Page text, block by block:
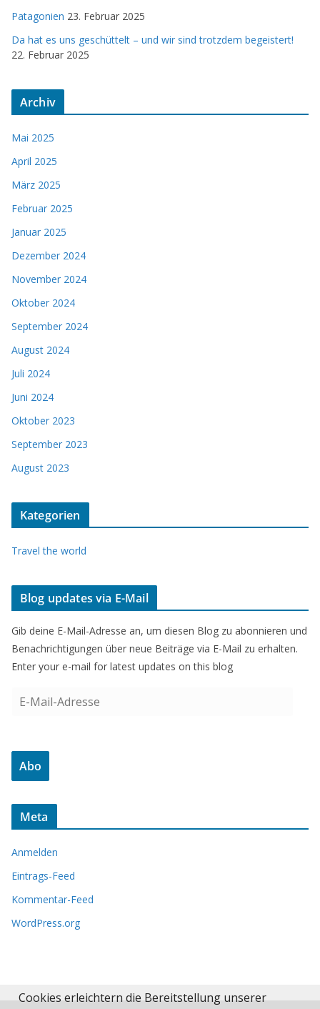
Patagonien 23. Februar 2025
Da hat es uns geschüttelt – und wir sind trotzdem begeistert!
22. Februar 2025
Archiv
Mai 2025
April 2025
März 2025
Februar 2025
Januar 2025
Dezember 2024
November 2024
Oktober 2024
September 2024
August 2024
Juli 2024
Juni 2024
Oktober 2023
September 2023
August 2023
Kategorien
Travel the world
Blog updates via E-Mail
Gib deine E-Mail-Adresse an, um diesen Blog zu abonnieren und
Benachrichtigungen über neue Beiträge via E-Mail zu erhalten.
Enter your e-mail for latest updates on this blog
a
l
-
r
e
e
Abo
Meta
Anmelden
Eintrags-Feed
Kommentar-Feed
WordPress.org
Cookies erleichtern die Bereitstellung unserer